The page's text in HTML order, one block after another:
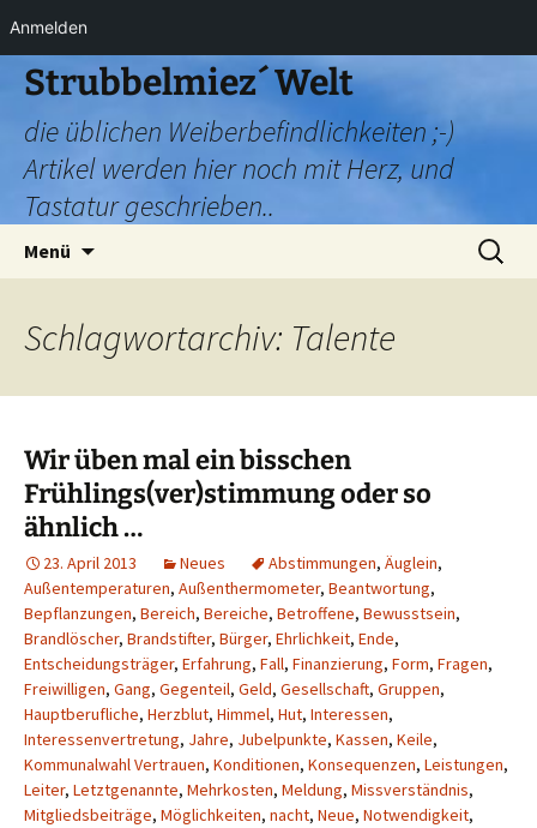
Anmelden
Zum
Inhalt
springen
Strubbelmiez´ Welt
die üblichen Weiberbefindlichkeiten ;-)
Artikel werden hier noch mit Herz, und
Tastatur geschrieben..
Menü
Suchen
nach:
Schlagwortarchiv: Talente
Wir üben mal ein bisschen
Frühlings(ver)stimmung oder so
ähnlich …
23. April 2013 Neues Abstimmungen, Äuglein,
Außentemperaturen, Außenthermometer, Beantwortung,
Bepflanzungen, Bereich, Bereiche, Betroffene, Bewusstsein,
Brandlöscher, Brandstifter, Bürger, Ehrlichkeit, Ende,
Entscheidungsträger, Erfahrung, Fall, Finanzierung, Form, Fragen,
Freiwilligen, Gang, Gegenteil, Geld, Gesellschaft, Gruppen,
Hauptberufliche, Herzblut, Himmel, Hut, Interessen,
Interessenvertretung, Jahre, Jubelpunkte, Kassen, Keile,
Kommunalwahl Vertrauen, Konditionen, Konsequenzen, Leistungen,
Leiter, Letztgenannte, Mehrkosten, Meldung, Missverständnis,
Mitgliedsbeiträge, Möglichkeiten, nacht, Neue, Notwendigkeit,